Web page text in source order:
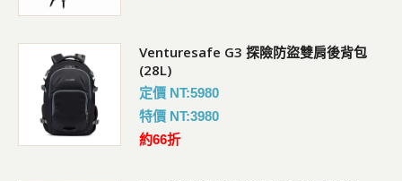
Venturesafe G3 探險防盜雙肩後背包
(28L)
定價 NT:5980
特價 NT:3980
約66折